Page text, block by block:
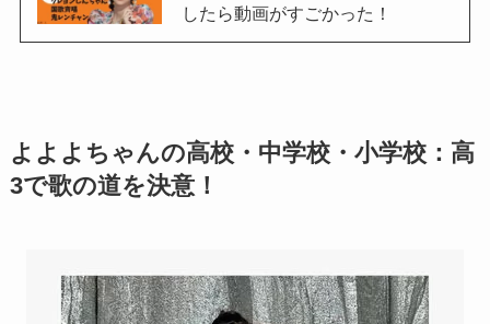
したら動画がすごかった！
よよよちゃんの高校・中学校・小学校：高
3で歌の道を決意！